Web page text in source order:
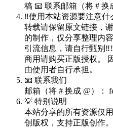
稿 📧 联系邮箱（将 # 换
‼️使用本站资源要注意什
转载请保留原文链接，
的制作，仅分享整理内
引流信息，请自行甄别
商用请购买正版授权。
由使用者自行承担。
📧 联系我们
邮箱（将 # 换成 @）：
💡 特别说明
本站分享的所有资源仅
创版权，支持正版创作。